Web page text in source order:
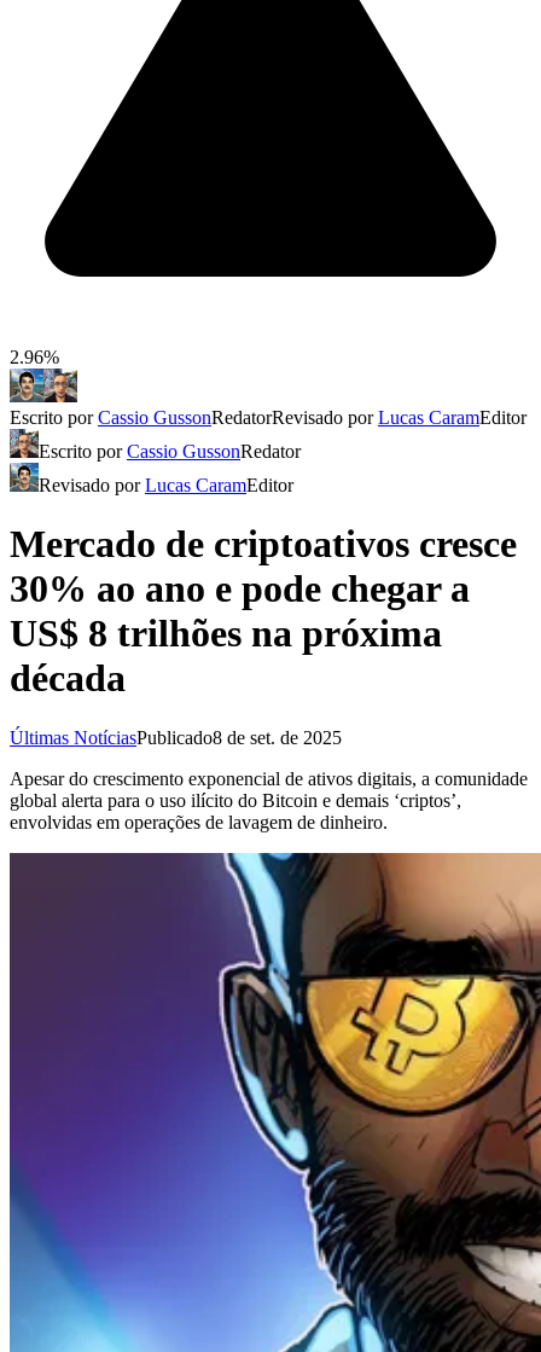
2.96%
Escrito porCassio GussonRedatorRevisado porLucas CaramEditor
Escrito porCassio GussonRedator
Revisado porLucas CaramEditor
Mercado de criptoativos cresce
30% ao ano e pode chegar a
US$ 8 trilhões na próxima
década
Últimas NotíciasPublicado8 de set. de 2025
Apesar do crescimento exponencial de ativos digitais, a comunidade
global alerta para o uso ilícito do Bitcoin e demais ‘criptos’,
envolvidas em operações de lavagem de dinheiro.